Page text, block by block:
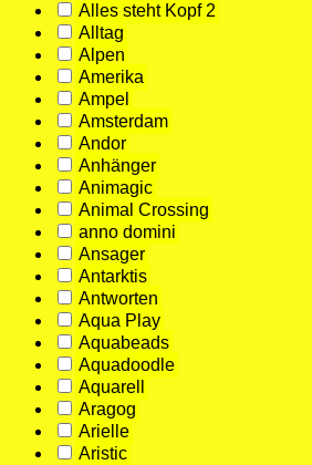
Alles steht Kopf 2
Alltag
Alpen
Amerika
Ampel
Amsterdam
Andor
Anhänger
Animagic
Animal Crossing
anno domini
Ansager
Antarktis
Antworten
Aqua Play
Aquabeads
Aquadoodle
Aquarell
Aragog
Arielle
Aristic